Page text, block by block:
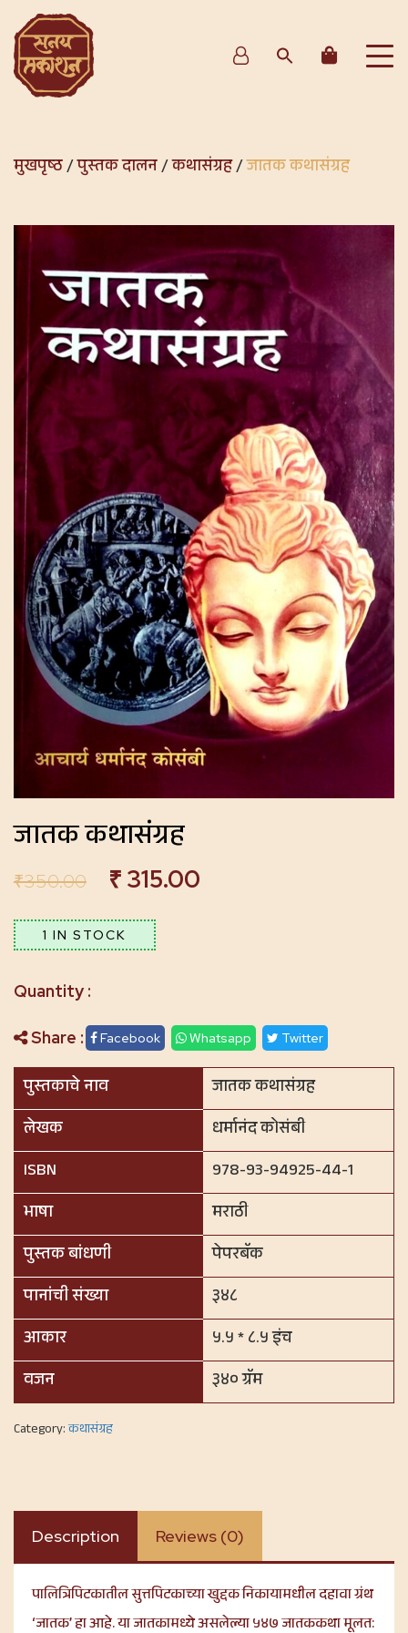
मुखपृष्ठ/पुस्तक दालन/कथासंग्रह/जातक कथासंग्रह
जातक कथासंग्रह
₹350.00 ₹ 315.00
1 IN STOCK
Share : Facebook Whatsapp Twitter
पुस्तकाचे नाव
जातक कथासंग्रह
लेखक
धर्मानंद कोसंबी
ISBN
978-93-94925-44-1
भाषा
मराठी
पुस्तक बांधणी
पेपरबॅक
पानांची संख्या
३४८
आकार
५.५ * ८.५ इंच
वजन
३४० ग्रॅम
Category:कथासंग्रह
Description Reviews (0)
पालित्रिपिटकातील सुत्तपिटकाच्या खुद्दक निकायामधील दहावा ग्रंथ
‘जातक’ हा आहे. या जातकामध्ये असलेल्या ५४७ जातककथा मूलत: